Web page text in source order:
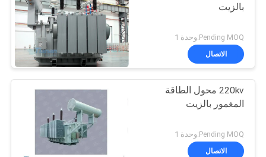
بالزيت
Pending MOQ:وحدة 1
الاتصال
220kv محول الطاقة
المغمور بالزيت
Pending MOQ:وحدة 1
الاتصال